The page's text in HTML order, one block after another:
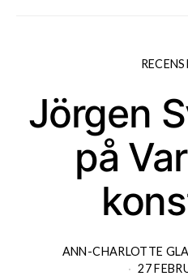
Jörgen
på
ANN-CHARLOTTE
27